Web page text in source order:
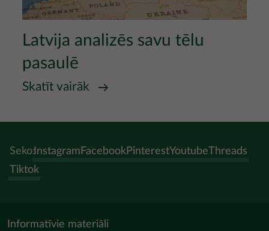
Latvija analizēs savu tēlu
pasaulē
Skatīt vairāk
Seko:Instagram FacebookPinterestYoutubeThreads
Tiktok
Informatīvie materiāli